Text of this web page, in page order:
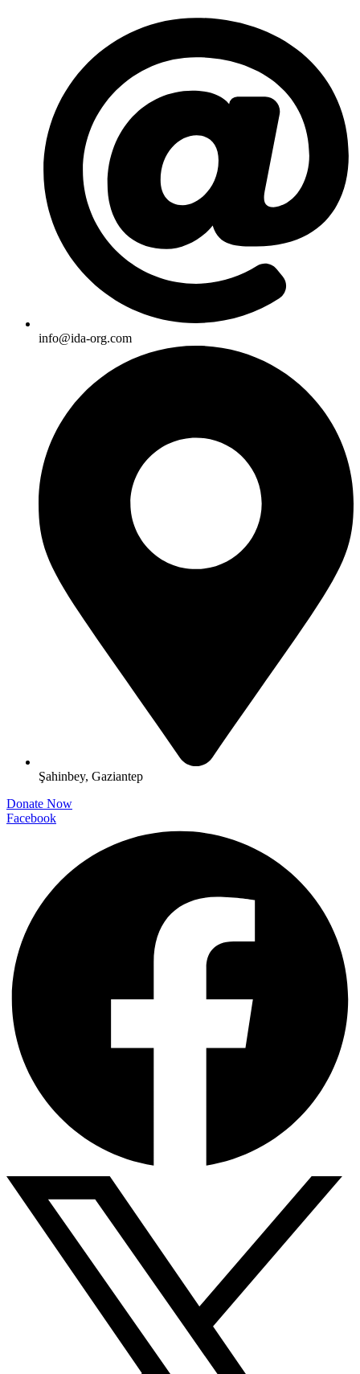
info@ida-org.com
Şahinbey, Gaziantep
Donate Now
Facebook